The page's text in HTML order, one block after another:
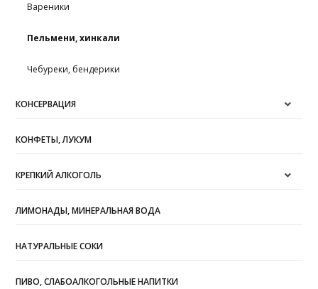
Вареники
Пельмени, хинкали
Чебуреки, бендерики
КОНСЕРВАЦИЯ
КОНФЕТЫ, ЛУКУМ
КРЕПКИЙ АЛКОГОЛЬ
ЛИМОНАДЫ, МИНЕРАЛЬНАЯ ВОДА
НАТУРАЛЬНЫЕ СОКИ
ПИВО, СЛАБОАЛКОГОЛЬНЫЕ НАПИТКИ